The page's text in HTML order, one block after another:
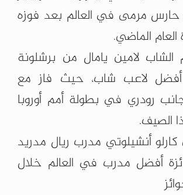
حارس مرمى في العالم بعد فوزه
الماضي.
لامين يامال من برشلونة
لاعب شاب، حيث فاز مع
رودري في بطولة أمم أوروبا
الصيف.
كارلو أنشيلوتي مدرب ريال مدريد
أفضل مدرب في العالم خلال